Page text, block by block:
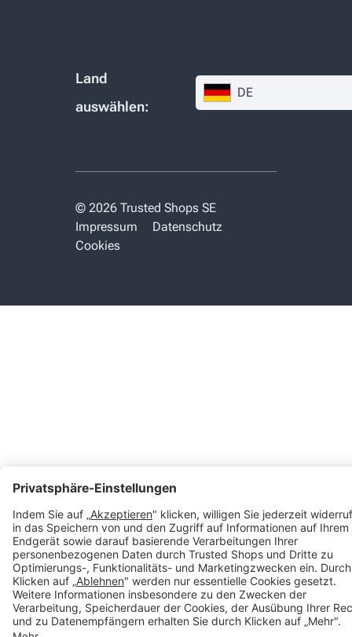
Land
auswählen:
DE
© 2026 Trusted Shops SE
Impressum
Datenschutz
Cookies